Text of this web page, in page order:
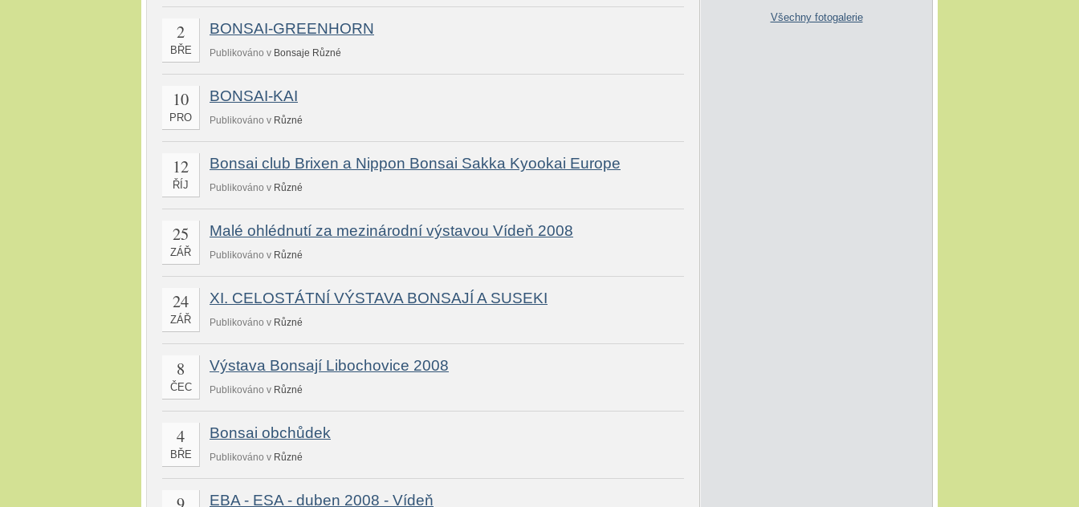
2
BŘE
BONSAI-GREENHORN
Publikováno v Bonsaje Různé
10
PRO
BONSAI-KAI
Publikováno v Různé
12
ŘÍJ
Bonsai club Brixen a Nippon Bonsai Sakka Kyookai Europe
Publikováno v Různé
25
ZÁŘ
Malé ohlédnutí za mezinárodní výstavou Vídeň 2008
Publikováno v Různé
24
ZÁŘ
XI. CELOSTÁTNÍ VÝSTAVA BONSAJÍ A SUSEKI
Publikováno v Různé
8
ČEC
Výstava Bonsají Libochovice 2008
Publikováno v Různé
4
BŘE
Bonsai obchůdek
Publikováno v Různé
EBA - ESA - duben 2008 - Vídeň
Všechny fotogalerie